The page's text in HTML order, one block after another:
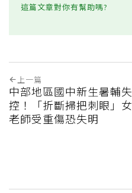
這篇文章對你有幫助嗎?
上一篇
中部地區國中新生暑輔失
控！「折斷掃把刺眼」女
老師受重傷恐失明